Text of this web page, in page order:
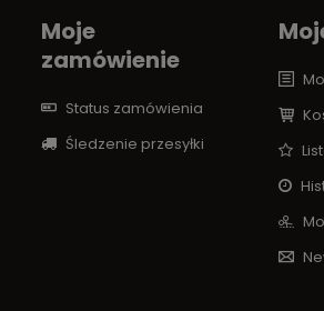
Moje
zamówienie
Status zamówienia
Śledzenie przesyłki